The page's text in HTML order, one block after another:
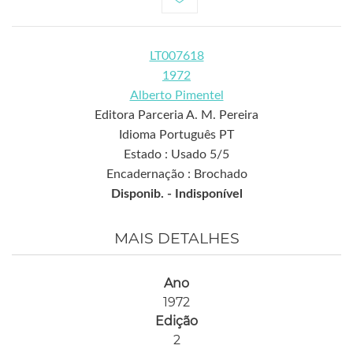
LT007618
1972
Alberto Pimentel
Editora Parceria A. M. Pereira
Idioma Português PT
Estado : Usado 5/5
Encadernação : Brochado
Disponib. -
Indisponível
MAIS DETALHES
Ano
1972
Edição
2